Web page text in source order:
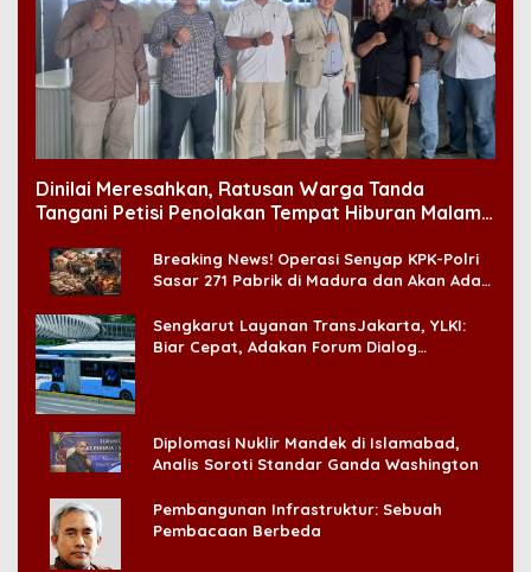
Dinilai Meresahkan, Ratusan Warga Tanda
Tangani Petisi Penolakan Tempat Hiburan Malam
Breaking News! Operasi Senyap KPK-Polri
Sasar 271 Pabrik di Madura dan Akan Ada
Sengkarut Layanan TransJakarta, YLKI:
Biar Cepat, Adakan Forum Dialog
Diplomasi Nuklir Mandek di Islamabad,
Analis Soroti Standar Ganda Washington
Pembangunan Infrastruktur: Sebuah
Pembacaan Berbeda